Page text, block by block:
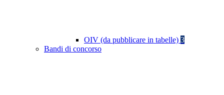
OIV (da pubblicare in tabelle) 3
Bandi di concorso